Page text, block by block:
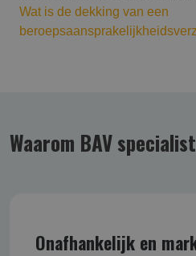
Wat is de dekking van een
Waarom BAV specialist
Onafhankelijk en